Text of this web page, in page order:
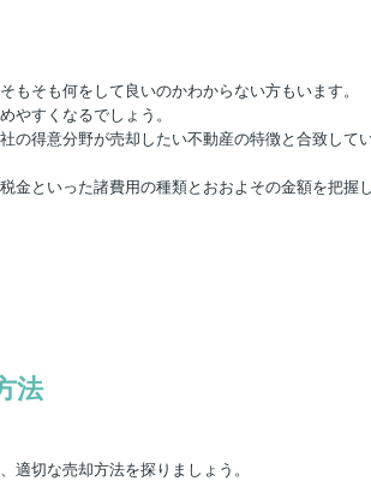
そも何をして良いのかわからない方もいます。
やすくなるでしょう。
の得意分野が売却したい不動産の特徴と合致して
金といった諸費用の種類とおおよその金額を把握
法
適切な売却方法を探りましょう。